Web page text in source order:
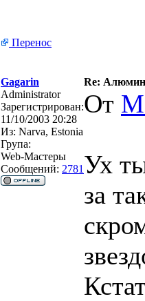
Перенос
Gagarin
Re:
Administrator
Зарегистрирован:
11/10/2003 20:28
Из: Narva, Estonia
Група:
Web-Мастеры
Сообщений: 2781
От
Ух
за